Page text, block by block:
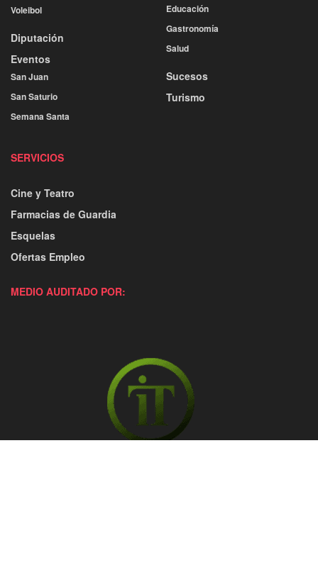
Voleibol
Diputación
Eventos
San Juan
San Saturio
Semana Santa
Educación
Gastronomía
Salud
Sucesos
Turismo
SERVICIOS
Cine y Teatro
Farmacias de Guardia
Esquelas
Ofertas Empleo
MEDIO AUDITADO POR: